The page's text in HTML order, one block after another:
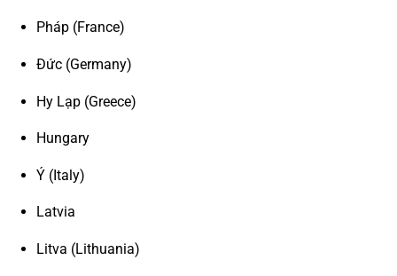
Pháp (France)
Đức (Germany)
Hy Lạp (Greece)
Hungary
Ý (Italy)
Latvia
Litva (Lithuania)